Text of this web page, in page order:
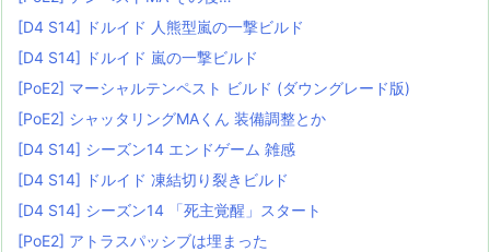
[D4 S14] ドルイド 人熊型嵐の一撃ビルド
[D4 S14] ドルイド 嵐の一撃ビルド
[PoE2] マーシャルテンペスト ビルド (ダウングレード版)
[PoE2] シャッタリングMAくん 装備調整とか
[D4 S14] シーズン14 エンドゲーム 雑感
[D4 S14] ドルイド 凍結切り裂きビルド
[D4 S14] シーズン14 「死主覚醒」スタート
[PoE2] アトラスパッシブは埋まった